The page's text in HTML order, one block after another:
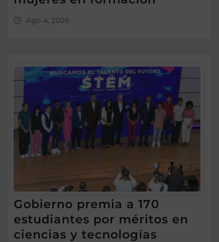
Ago 4, 2026
Gobierno premia a 170
estudiantes por méritos en
ciencias y tecnologías